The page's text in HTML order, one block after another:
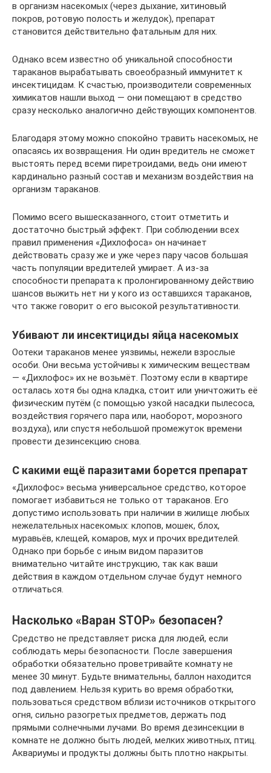
в организм насекомых (через дыхание, хитиновый
покров, ротовую полость и желудок), препарат
становится действительно фатальным для них.
Однако всем известно об уникальной способности
тараканов вырабатывать своеобразный иммунитет к
инсектицидам. К счастью, производители современных
химикатов нашли выход — они помещают в средство
сразу несколько аналогично действующих компонентов.
Благодаря этому можно спокойно травить насекомых, не
опасаясь их возвращения. Ни один вредитель не сможет
выстоять перед всеми пиретроидами, ведь они имеют
кардинально разный состав и механизм воздействия на
организм тараканов.
Помимо всего вышесказанного, стоит отметить и
достаточно быстрый эффект. При соблюдении всех
правил применения «Дихлофоса» он начинает
действовать сразу же и уже через пару часов большая
часть популяции вредителей умирает. А из-за
способности препарата к пролонгированному действию
шансов выжить нет ни у кого из оставшихся тараканов,
что также говорит о его высокой результативности.
Убивают ли инсектициды яйца насекомых
Оотеки тараканов менее уязвимы, нежели взрослые
особи. Они весьма устойчивы к химическим веществам
— «Дихлофос» их не возьмёт. Поэтому если в квартире
осталась хотя бы одна кладка, стоит или уничтожить её
физическим путём (с помощью узкой насадки пылесоса,
воздействия горячего пара или, наоборот, морозного
воздуха), или спустя небольшой промежуток времени
провести дезинсекцию снова.
С какими ещё паразитами борется препарат
«Дихлофос» весьма универсальное средство, которое
помогает избавиться не только от тараканов. Его
допустимо использовать при наличии в жилище любых
нежелательных насекомых: клопов, мошек, блох,
муравьёв, клещей, комаров, мух и прочих вредителей.
Однако при борьбе с иным видом паразитов
внимательно читайте инструкцию, так как ваши
действия в каждом отдельном случае будут немного
отличаться.
Насколько «Варан STOP» безопасен?
Средство не представляет риска для людей, если
соблюдать меры безопасности. После завершения
обработки обязательно проветривайте комнату не
менее 30 минут. Будьте внимательны, баллон находится
под давлением. Нельзя курить во время обработки,
пользоваться средством вблизи источников открытого
огня, сильно разогретых предметов, держать под
прямыми солнечными лучами. Во время дезинсекции в
комнате не должно быть людей, мелких животных, птиц.
Аквариумы и продукты должны быть плотно накрыты.